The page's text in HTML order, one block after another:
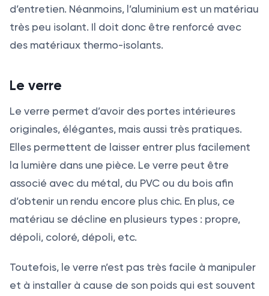
d’entretien. Néanmoins, l’aluminium est un matériau
très peu isolant. Il doit donc être renforcé avec
des matériaux thermo-isolants.
Le verre
Le verre permet d’avoir des portes intérieures
originales, élégantes, mais aussi très pratiques.
Elles permettent de laisser entrer plus facilement
la lumière dans une pièce. Le verre peut être
associé avec du métal, du PVC ou du bois afin
d’obtenir un rendu encore plus chic. En plus, ce
matériau se décline en plusieurs types : propre,
dépoli, coloré, dépoli, etc.
Toutefois, le verre n’est pas très facile à manipuler
et à installer à cause de son poids qui est souvent